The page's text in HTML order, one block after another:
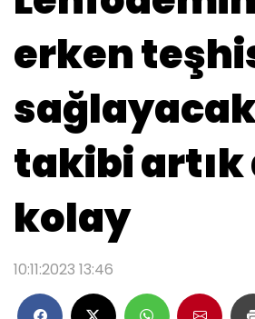
erken
takibi artık
kolay
10:11:2023 13:46